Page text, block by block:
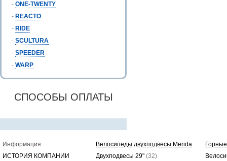
- ONE-TWENTY
- REACTO
- RIDE
- SCULTURA
- SPEEDER
- WARP
СПОСОБЫ ОПЛАТЫ
Информация
ИСТОРИЯ КОМПАНИИ
Велосипеды двухподвесы Merida
Двухподвесы 29" (32)